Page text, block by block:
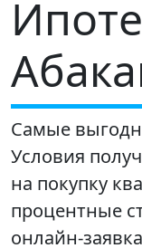
Самые
Условия
на покупку
процентные
онлайн-